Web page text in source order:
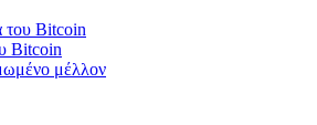
του Bitcoin
Bitcoin
μέλλον